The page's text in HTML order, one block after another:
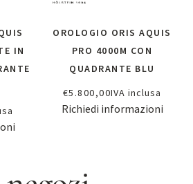
IN
OROLOGIO ORIS AQUIS
PRO 4000M CON
QUADRANTE BLU
€5.800,00IVA inclusa
Richiedi informazioni